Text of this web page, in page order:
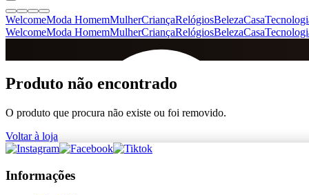
WelcomeModa HomemMulherCriançaRelógiosBelezaCasa
WelcomeModa HomemMulherCriançaRelógiosBelezaCasa
+de 36.000 reviews
Produto não encontrado
O produto que procura não existe ou foi removido.
Voltar à loja
Informações